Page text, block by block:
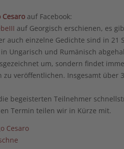
Cesaro auf Facebook:
auf Georgisch erschienen, es
auch einzelne Gedichte sind in 21
Ungarisch und Rumänisch
um, sondern findet
veröffentlichen. Insgesamt über
begeisterten Teilnehmer
Termin teilen wir in Kürze mit.